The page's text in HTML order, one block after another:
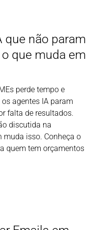
que não param
que muda em
perde tempo e
agentes IA param
falta de resultados.
discutida na
muda isso. Conheça o
quem tem orçamentos